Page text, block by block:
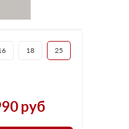
18 25
руб